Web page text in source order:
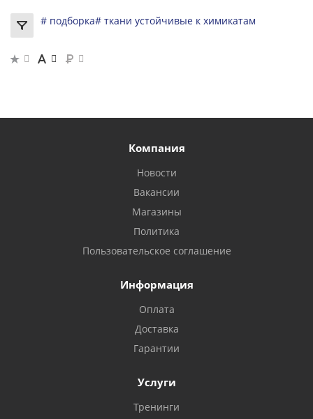
# подборка# ткани устойчивые к химикатам
Компания
Новости
Вакансии
Магазины
Политика
Пользовательское соглашение
Информация
Оплата
Доставка
Гарантии
Услуги
Тренинги